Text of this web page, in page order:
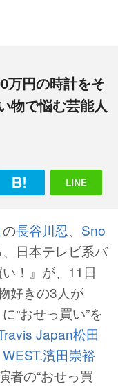
万円の時計をそ
物で悩む芸能人
の長谷川忍、 Sno
日本テレビ系バ
！』が、11日
好きの3人が
“おせっ買い”を
Japan松田
WEST.濱田崇裕
者の“おせっ買